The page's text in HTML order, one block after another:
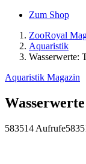
Zum Shop
ZooRoyal
Aquaristik
Wasserwerte:
Aquaristik Magazin
583514 Aufrufe